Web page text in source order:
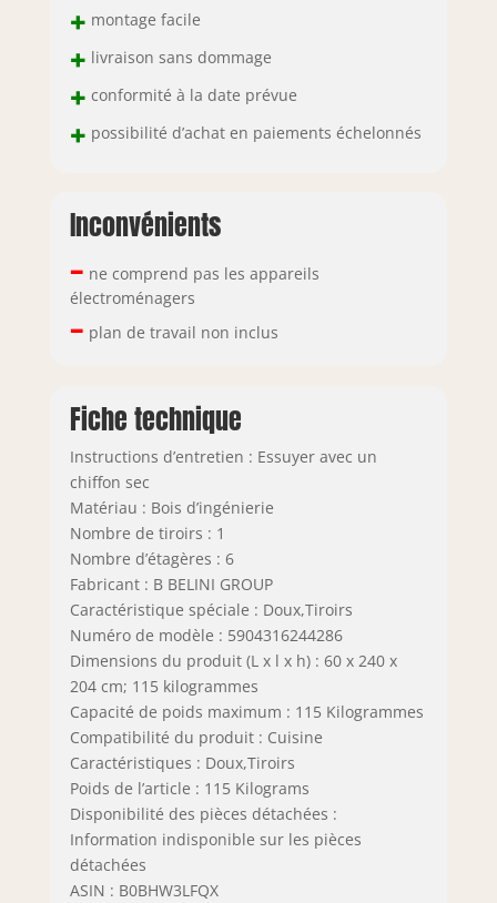
+ montage facile
+ livraison sans dommage
+ conformité à la date prévue
+ possibilité d’achat en paiements échelonnés
Inconvénients
– ne comprend pas les appareils
électroménagers
– plan de travail non inclus
Fiche technique
Instructions d’entretien : Essuyer avec un
chiffon sec
Matériau : Bois d’ingénierie
Nombre de tiroirs : 1
Nombre d’étagères : 6
Fabricant : B BELINI GROUP
Caractéristique spéciale : Doux,Tiroirs
Numéro de modèle : 5904316244286
Dimensions du produit (L x l x h) : 60 x 240 x
204 cm; 115 kilogrammes
Capacité de poids maximum : 115 Kilogrammes
Compatibilité du produit : Cuisine
Caractéristiques : Doux,Tiroirs
Poids de l’article : 115 Kilograms
Disponibilité des pièces détachées :
Information indisponible sur les pièces
détachées
ASIN : B0BHW3LFQX